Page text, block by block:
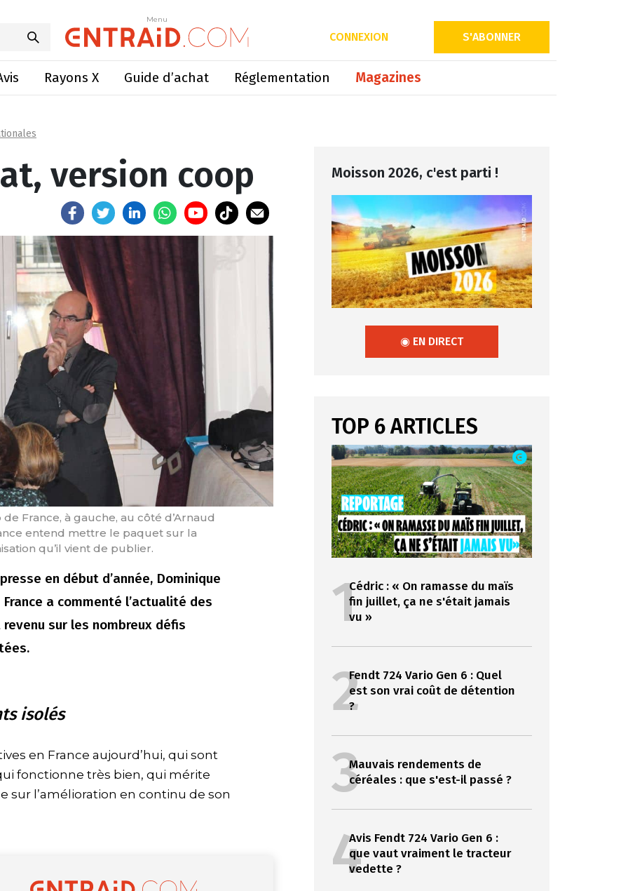
Menu
CONNEXION S'ABONNER
Rayons X Guide d’achat Réglementation Magazines
Menu
version coop
France, à gauche, au côté d’Arnaud
entend mettre le paquet sur la
qu’il vient de publier.
en début d’année, Dominique
a commenté l’actualité des
sur les nombreux défis
isolés
en France aujourd’hui, qui sont
fonctionne très bien, qui mérite
sur l’amélioration en continu de son
Moisson 2026, c'est parti !
◉ EN DIRECT
TOP 6 ARTICLES
1Cédric : « On ramasse du maïs
fin juillet, ça ne s'était jamais
vu »
2Fendt 724 Vario Gen 6 : Quel
est son vrai coût de détention
?
3Mauvais rendements de
céréales : que s'est-il passé ?
4Avis Fendt 724 Vario Gen 6 :
que vaut vraiment le tracteur
vedette ?